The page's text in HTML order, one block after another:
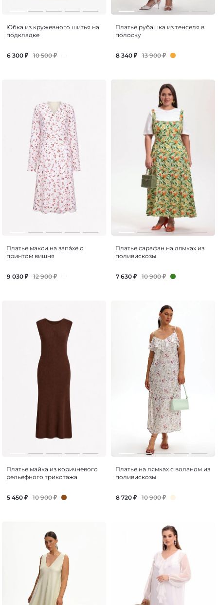
Юбка из кружевного шитья на
подкладке
6 300 ₽ 10 500₽
Платье рубашка из тенселя в
полоску
8 340 ₽ 13 900₽
Платье макси на запáхе с
принтом вишня
9 030 ₽ 12 900₽
Платье сарафан на лямках из
поливискозы
7 630 ₽ 10 900₽
Платье майка из коричневого
рельефного трикотажа
5 450 ₽ 10 900₽
Платье на лямках с воланом из
поливискозы
8 720 ₽ 10 900₽